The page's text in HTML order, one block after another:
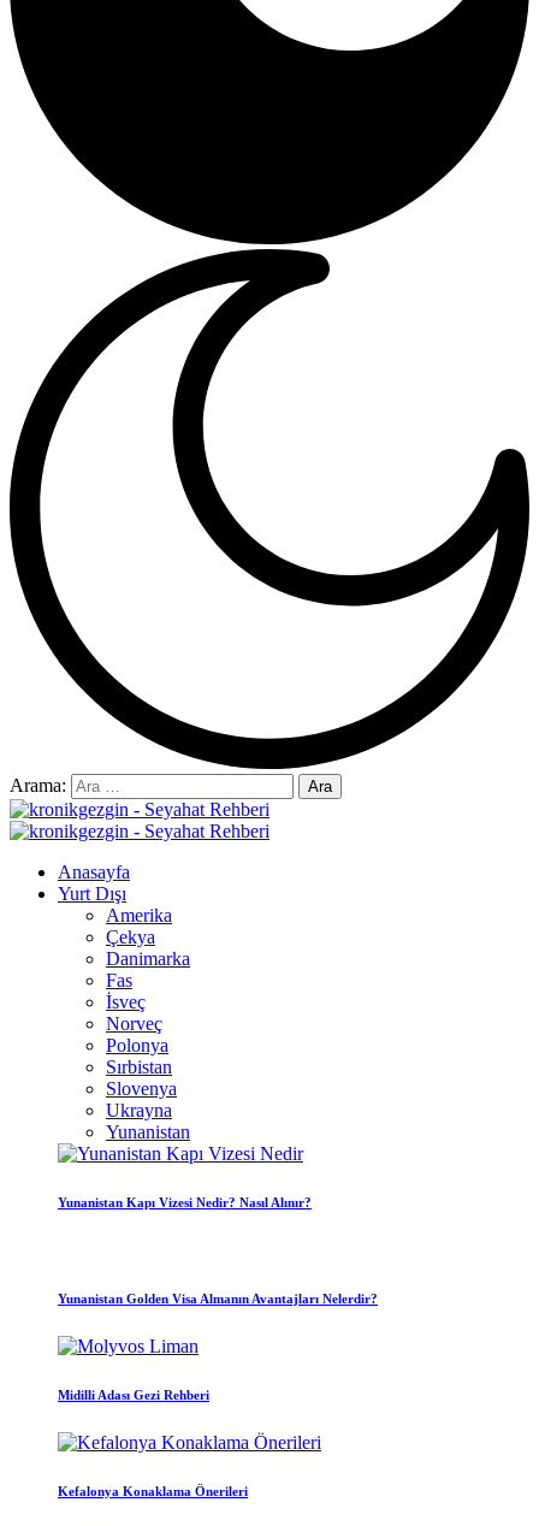
Arama:
Anasayfa
Yurt Dışı
Amerika
Çekya
Danimarka
Fas
İsveç
Norveç
Polonya
Sırbistan
Slovenya
Ukrayna
Yunanistan
Yunanistan Kapı Vizesi Nedir? Nasıl Alınır?
Yunanistan Golden Visa Almanın Avantajları Nelerdir?
Midilli Adası Gezi Rehberi
Kefalonya Konaklama Önerileri